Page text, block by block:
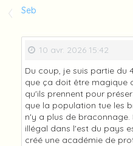
Seb
10 avr. 2026 15:42
Du coup, je suis partie du
que ça doit être magique
qu'ils prennent pour
que la population tue les
n'y a plus de braconnage.
illégal dans l'est du pays
créé une académie de